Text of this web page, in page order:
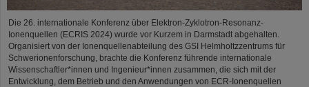
Die 26. internationale Konferenz über Elektron-Zyklotron-Resonanz-
Ionenquellen (ECRIS 2024) wurde vor Kurzem in Darmstadt abgehalten.
Organisiert von der Ionenquellenabteilung des GSI Helmholtzzentrums für
Schwerionenforschung, brachte die Konferenz führende internationale
Wissenschaftler*innen und Ingenieur*innen zusammen, die sich mit der
Entwicklung, dem Betrieb und den Anwendungen von ECR-Ionenquellen